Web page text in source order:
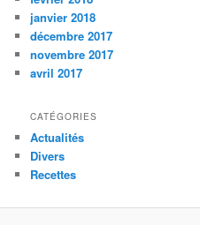
janvier 2018
décembre 2017
novembre 2017
avril 2017
CATÉGORIES
Actualités
Divers
Recettes